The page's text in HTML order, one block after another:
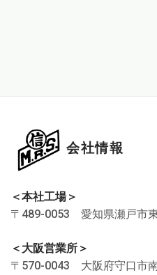
会社情報
＜本社工場＞
〒489-0053 愛知県瀬戸市
＜大阪営業所＞
〒570-0043 大阪府守口市